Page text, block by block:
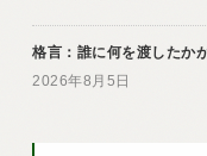
格言：誰に何を渡したか
2026年8月5日